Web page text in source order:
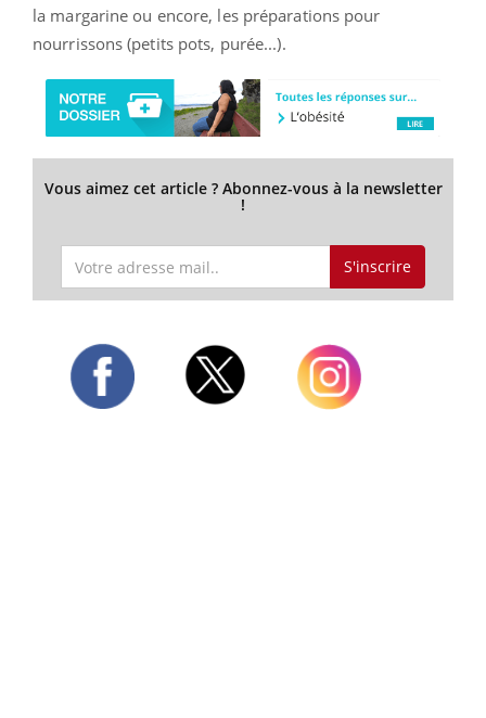
la margarine ou encore, les préparations pour
nourrissons (petits pots, purée...).
Vous aimez cet article ? Abonnez-vous à la newsletter
!
S'inscrire